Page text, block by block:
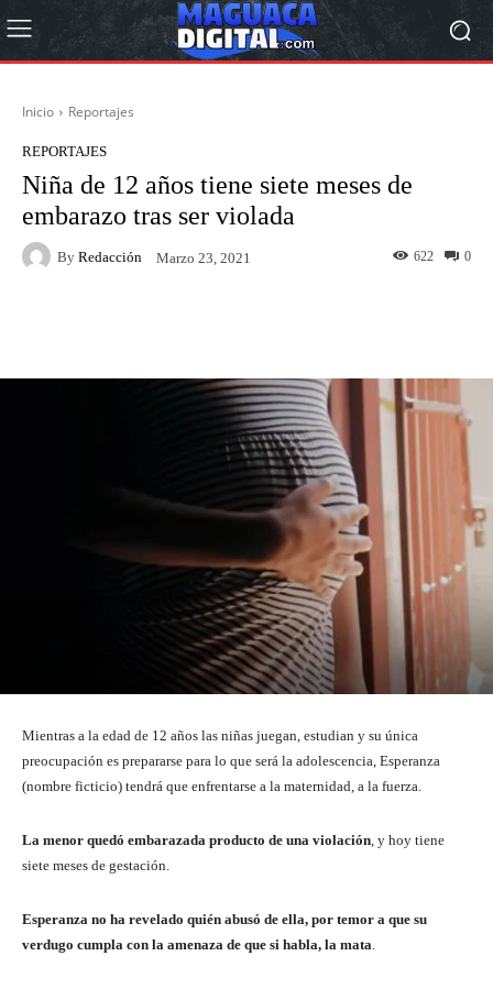
Inicio Reportajes
REPORTAJES
Niña de 12 años tiene siete meses de
embarazo tras ser violada
By Redacción Marzo 23, 2021 0
622
Mientras a la edad de 12 años las niñas juegan, estudian y su única
preocupación es prepararse para lo que será la adolescencia, Esperanza
(nombre ficticio) tendrá que enfrentarse a la maternidad, a la fuerza.
La menor quedó embarazada producto de una violación, y hoy tiene
siete meses de gestación.
Esperanza no ha revelado quién abusó de ella, por temor a que su
verdugo cumpla con la amenaza de que si habla, la mata.